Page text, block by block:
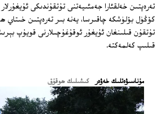
تەرەپتىن خەلقئارا جەمئىيەتنى تۇتقۇندىكى
كۆڭۈل بۆلۈشكە چاقىرسا، يەنە بىر تەرەپتىن خىتاي
تۇتقۇن قىلىنغان ئۇيغۇر ئوقۇغۇچىلارنى قويۇپ
قىلىپ كەلمەكتە.
ﻣﯘﻧﺎﺳﯩﯟﻩﺗﻠﯩﻚ ﺧﻪﯞﻩﺭ كىشىلىك ھوقۇق